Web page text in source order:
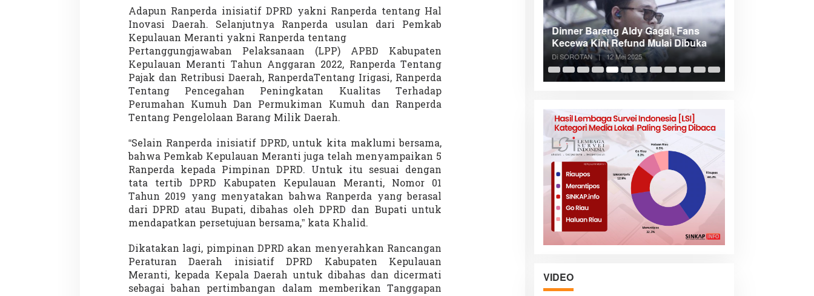
D
a
e
r
a
h
Adapun Ranperda inisiatif DPRD yakni Ranperda tentang Hal
Inovasi Daerah. Selanjutnya Ranperda usulan dari Pemkab
Kepulauan Meranti yakni Ranperda tentang
Pertanggungjawaban Pelaksanaan (LPP) APBD Kabupaten
Kepulauan Meranti Tahun Anggaran 2022, Ranperda Tentang
Pajak dan Retribusi Daerah, RanperdaTentang Irigasi, Ranperda
Tentang Pencegahan Peningkatan Kualitas Terhadap
Perumahan Kumuh Dan Permukiman Kumuh dan Ranperda
Tentang Pengelolaan Barang Milik Daerah.
“Selain Ranperda inisiatif DPRD, untuk kita maklumi bersama,
bahwa Pemkab Kepulauan Meranti juga telah menyampaikan 5
Ranperda kepada Pimpinan DPRD. Untuk itu sesuai dengan
tata tertib DPRD Kabupaten Kepulauan Meranti, Nomor 01
Tahun 2019 yang menyatakan bahwa Ranperda yang berasal
dari DPRD atau Bupati, dibahas oleh DPRD dan Bupati untuk
mendapatkan persetujuan bersama,” kata Khalid.
Dikatakan lagi, pimpinan DPRD akan menyerahkan Rancangan
Peraturan Daerah inisiatif DPRD Kabupaten Kepulauan
Meranti, kepada Kepala Daerah untuk dibahas dan dicermati
sebagai bahan pertimbangan dalam memberikan Tanggapan
Demonstrasi Gen-Z Guncang
Nepal, PM Mundur Mendadak
Setelah Gedung Parlemen Dibakar
12 September 2025
Menteri Nusron: Patok Batas Tanah
Cegah Konflik dan Dukung
Penataan Ruang
Di NASIONAL, SOROTAN | 8 Agustus 2025
Rekognisi Sejarah Kerajaan Siak
Di KOLOM, Opini, SOROTAN
Dinner Bareng Aldy Gagal, Fans
Kecewa Kini Refund Mulai Dibuka
Di SOROTAN | 12 Mei 2025
VIDEO